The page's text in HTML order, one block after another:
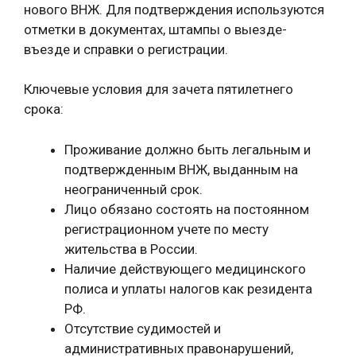
нового ВНЖ. Для подтверждения используются
отметки в документах, штампы о выезде-
въезде и справки о регистрации.
Ключевые условия для зачета пятилетнего
срока:
Проживание должно быть легальным и
подтвержденным ВНЖ, выданным на
неограниченный срок.
Лицо обязано состоять на постоянном
регистрационном учете по месту
жительства в России.
Наличие действующего медицинского
полиса и уплаты налогов как резидента
РФ.
Отсутствие судимостей и
административных правонарушений,